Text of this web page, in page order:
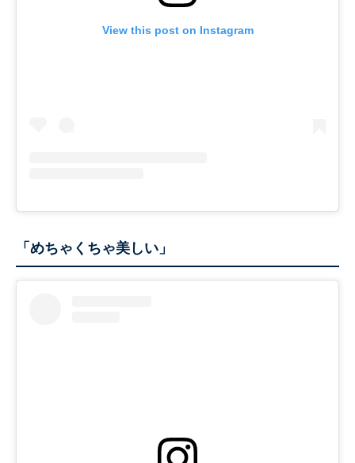
View this post on Instagram
「めちゃくちゃ美しい」